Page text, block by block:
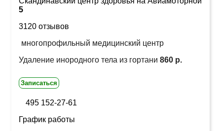
5
3120 отзывов
многопрофильный медицинский центр
Удаление инородного тела из гортани 860 р.
Записаться
495 152-27-61
График работы